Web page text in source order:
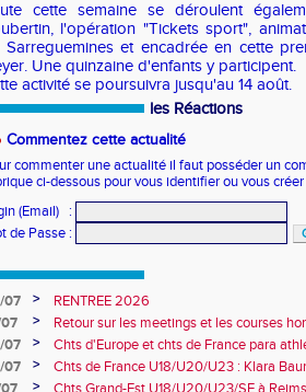
cette semaine se déroulent
l'opération "Tickets sport",
Sarreguemines et encadrée en cette
Une quinzaine d'enfants y participent.
activité se poursuivra jusqu'au 14 août.
les Réactions
Commentez cette actualité
commenter une actualité il faut posséder un
ci-dessous pour vous identifier ou vous
(Email)
:
de Passe :
07 >
RENTREE 2026
>
Retour sur les meetings et les courses
07
>
Chts d'Europe et chts de France para
champion d'Europe et multiples
07 >
Chts de France U18/U20/U23 : Klara
10e
>